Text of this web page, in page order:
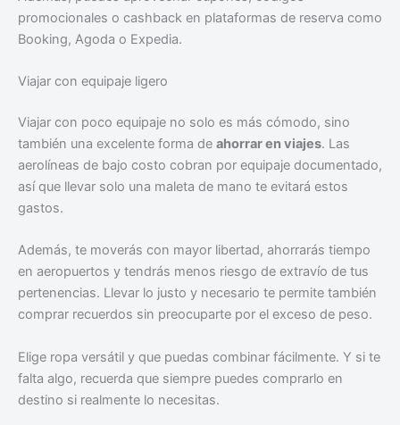
promocionales o cashback en plataformas de reserva como
Booking, Agoda o Expedia.
Viajar con equipaje ligero
Viajar con poco equipaje no solo es más cómodo, sino
también una excelente forma de ahorrar en viajes. Las
aerolíneas de bajo costo cobran por equipaje documentado,
así que llevar solo una maleta de mano te evitará estos
gastos.
Además, te moverás con mayor libertad, ahorrarás tiempo
en aeropuertos y tendrás menos riesgo de extravío de tus
pertenencias. Llevar lo justo y necesario te permite también
comprar recuerdos sin preocuparte por el exceso de peso.
Elige ropa versátil y que puedas combinar fácilmente. Y si te
falta algo, recuerda que siempre puedes comprarlo en
destino si realmente lo necesitas.